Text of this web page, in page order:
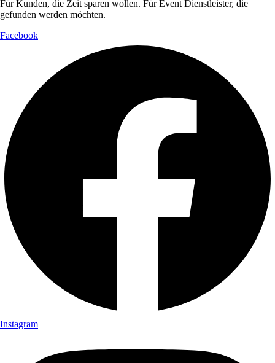
Für Kunden, die Zeit sparen wollen. Für Event Dienstleister, die
gefunden werden möchten.
Facebook
Instagram